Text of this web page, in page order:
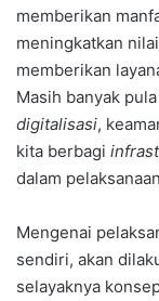
memberikan
meningkatkan
memberikan
Masih banyak
digitalisasi,
kita berbagi
dalam
Mengenai
sendiri, akan
selayaknya